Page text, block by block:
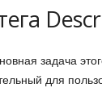
задача
для